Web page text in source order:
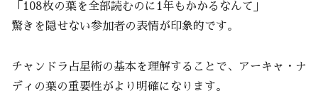
「108枚の葉を全部読むのに1年もかかるなんて」
驚きを隠せない参加者の表情が印象的です。
チャンドラ占星術の基本を理解することで、アーキャ・ナ
ディの葉の重要性がより明確になります。